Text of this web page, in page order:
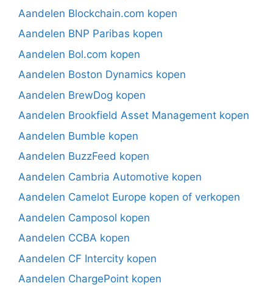
Aandelen Blockchain.com kopen
Aandelen BNP Paribas kopen
Aandelen Bol.com kopen
Aandelen Boston Dynamics kopen
Aandelen BrewDog kopen
Aandelen Brookfield Asset Management kopen
Aandelen Bumble kopen
Aandelen BuzzFeed kopen
Aandelen Cambria Automotive kopen
Aandelen Camelot Europe kopen of verkopen
Aandelen Camposol kopen
Aandelen CCBA kopen
Aandelen CF Intercity kopen
Aandelen ChargePoint kopen